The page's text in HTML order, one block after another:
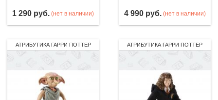
1 290 руб. (нет в наличии) 4 990 руб. (нет в наличии)
АТРИБУТИКА ГАРРИ ПОТТЕР АТРИБУТИКА ГАРРИ ПОТТЕР